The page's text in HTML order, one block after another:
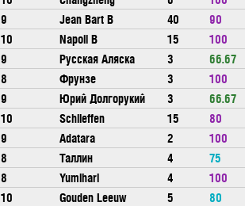
9 Jean Bart B 40
90
10 Napoli B 15
100
9 Русская Аляска 3
66.67
8 Фрунзе 3
100
9 Юрий Долгорукий 3
66.67
10 Schlieffen 15
80
9 Adatara 2
100
8 Таллин 4
75
8 Yumihari 4
100
10 Gouden Leeuw 5
80